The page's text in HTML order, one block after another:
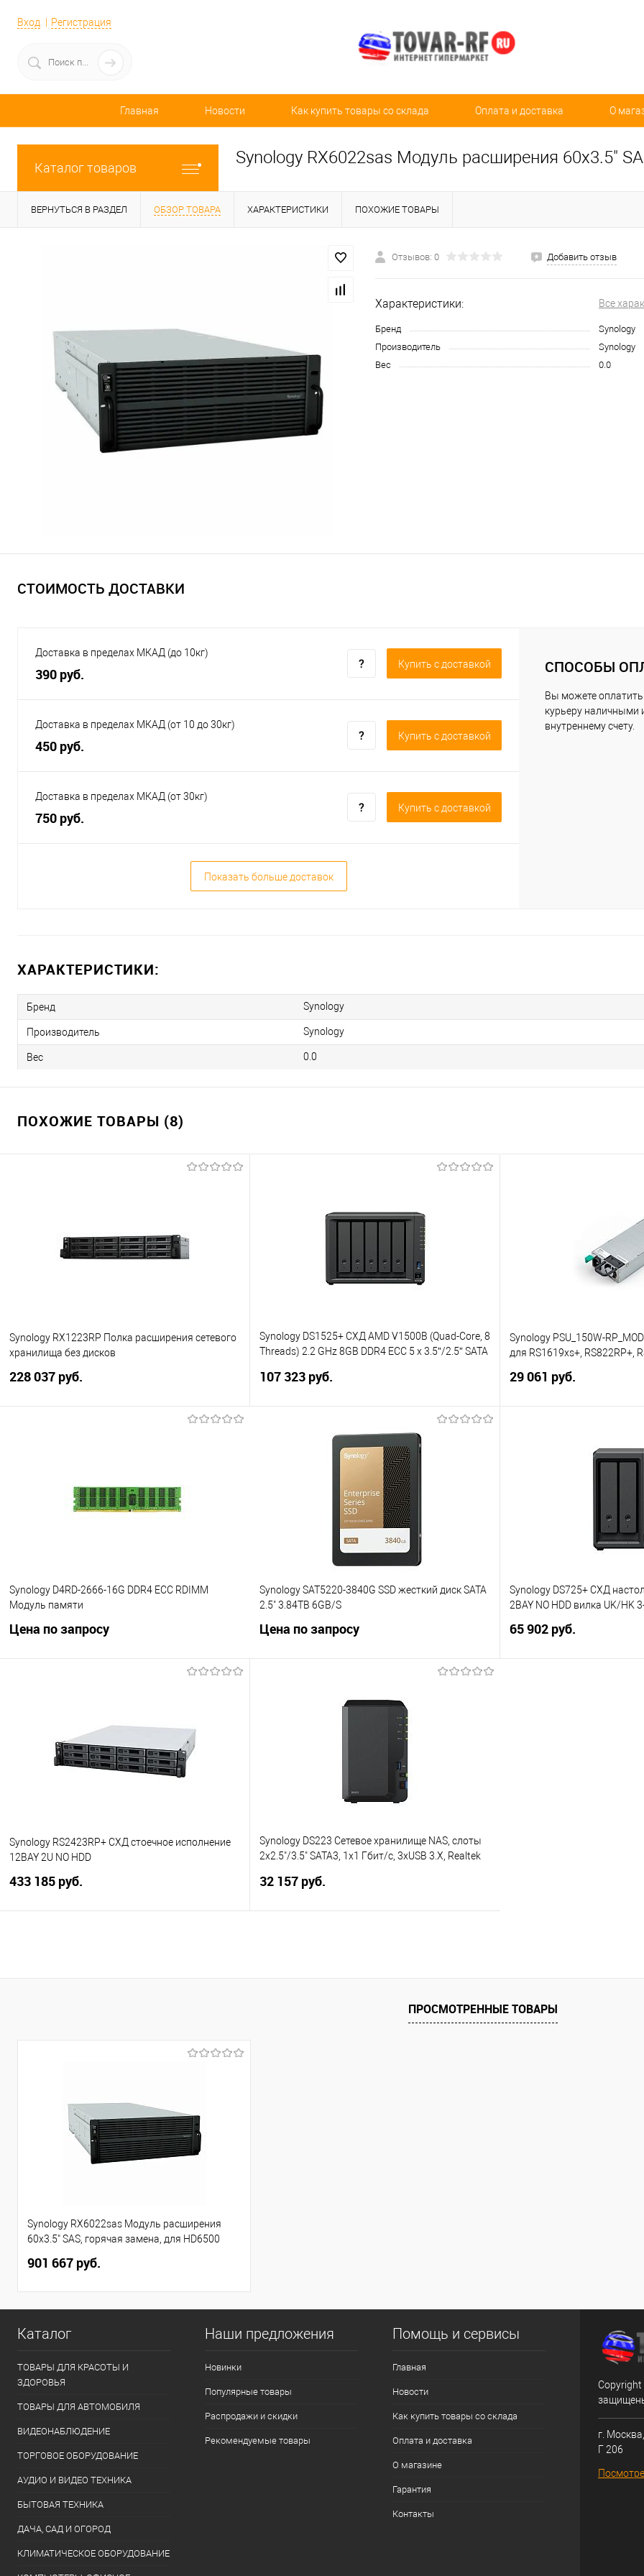
Вход Регистрация
Главная Новости Как купить товары со склада Оплата и доставка О
Каталог товаров
Synology RX6022sas Модуль расширения 60x3.5"
ВЕРНУТЬСЯ В РАЗДЕЛ ОБЗОР ТОВАРА ХАРАКТЕРИСТИКИ ПОХОЖИЕ ТОВАРЫ
Отзывов: 0 Добавить отзыв
Характеристики: Все
Бренд
Synology
Производитель
Synology
Вес
0.0
СТОИМОСТЬ ДОСТАВКИ
Доставка в пределах МКАД (до 10кг)
390 руб.
Купить c доставкой
Доставка в пределах МКАД (от 10 до 30кг)
450 руб.
Купить c доставкой
Доставка в пределах МКАД (от 30кг)
750 руб.
Купить c доставкой
Показать больше доставок
СПОСОБЫ
Вы можете оплатить
курьеру наличными
внутреннему счету.
ХАРАКТЕРИСТИКИ:
Бренд Synology
Производитель Synology
Вес 0.0
ПОХОЖИЕ ТОВАРЫ (8)
Synology RX1223RP Полка расширения сетевого
хранилища без дисков
228 037 руб.
В избранное
Synology DS1525+ СХД AMD V1500B (Quad-Core, 8
Threads) 2.2 GHz 8GB DDR4 ECC 5 x 3.5”/2.5” SATA
pool support) 2 x 2.5GbE RJ-45 вилка UK/HK 3-pin
107 323 руб.
В корзину
Сравнение
Synology PSU_150W-
для RS1619xs+, RS822RP+,
29 061 руб.
Synology D4RD-2666-16G DDR4 ECC RDIMM
Модуль памяти
Цена по запросу
Сравнение
В избранное
Synology SAT5220-3840G SSD жесткий диск SATA
2.5" 3.84TB 6GB/S
Цена по запросу
Сравнение
Synology DS725+ СХД
2BAY NO HDD вилка UK/HK
65 902 руб.
Synology RS2423RP+ СХД стоечное исполнение
12BAY 2U NO HDD
433 185 руб.
Купить в 1 клик
Сравнение
Synology DS223 Сетевое хранилище NAS, слоты
2x2.5"/3.5" SATA3, 1x1 Гбит/с, 3xUSB 3.X, Realtek
UK/HK 3-pin
32 157 руб.
Купить в 1 клик
Сравнение
ПРОСМОТРЕННЫЕ ТОВАРЫ
Synology RX6022sas Модуль расширения
60x3.5" SAS, горячая замена, для HD6500
901 667 руб.
Каталог
ТОВАРЫ ДЛЯ КРАСОТЫ И
ЗДОРОВЬЯ
ТОВАРЫ ДЛЯ АВТОМОБИЛЯ
ВИДЕОНАБЛЮДЕНИЕ
ТОРГОВОЕ ОБОРУДОВАНИЕ
АУДИО И ВИДЕО ТЕХНИКА
БЫТОВАЯ ТЕХНИКА
ДАЧА, САД И ОГОРОД
КЛИМАТИЧЕСКОЕ ОБОРУДОВАНИЕ
Наши предложения
Новинки
Популярные товары
Распродажи и скидки
Рекомендуемые товары
Помощь и сервисы
Главная
Новости
Как купить товары со склада
Оплата и доставка
О магазине
Гарантия
Контакты
Copyright
г.
Г 206